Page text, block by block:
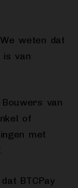
weten dat
is van
van
of
met
BTCPay